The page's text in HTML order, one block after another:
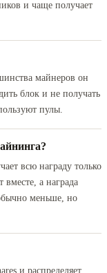
и чаще получает
майнеров он
блок и не получать
пулы.
всю награду только
а награда
меньше, но
и распределяет